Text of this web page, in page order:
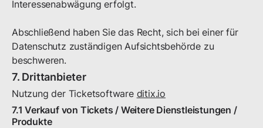
Interessenabwägung erfolgt.
Abschließend haben Sie das Recht, sich bei einer für
Datenschutz zuständigen Aufsichtsbehörde zu
beschweren.
7. Drittanbieter
Nutzung der Ticketsoftware ditix.io
7.1 Verkauf von Tickets / Weitere Dienstleistungen /
Produkte